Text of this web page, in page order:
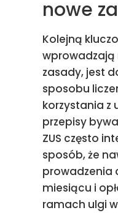
nowe
Kolejną
wprowadzają
zasady, jest
sposobu
korzystania z
przepisy
ZUS często
sposób, że
prowadzenia
miesiącu i
ramach ulgi